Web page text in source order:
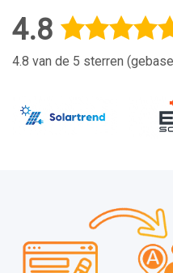
4.8
4.8 van de 5 sterren